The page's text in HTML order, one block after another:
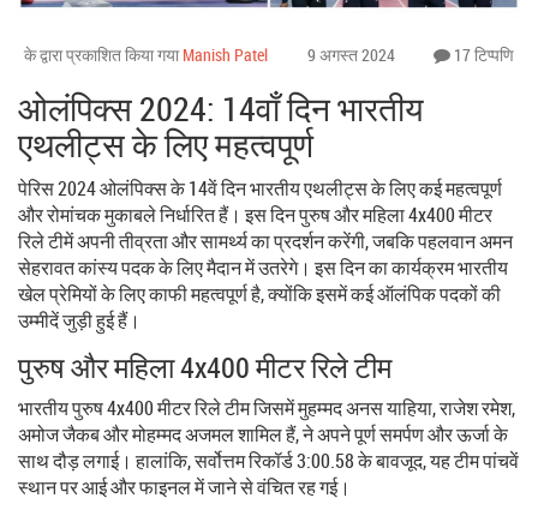
के द्वारा प्रकाशित किया गया Manish Patel 9 अगस्त 2024 17 टिप्पणि
ओलंपिक्स 2024: 14वाँ दिन भारतीय
एथलीट्स के लिए महत्वपूर्ण
पेरिस 2024 ओलंपिक्स के 14वें दिन भारतीय एथलीट्स के लिए कई महत्वपूर्ण
और रोमांचक मुकाबले निर्धारित हैं। इस दिन पुरुष और महिला 4x400 मीटर
रिले टीमें अपनी तीव्रता और सामर्थ्य का प्रदर्शन करेंगी, जबकि पहलवान अमन
सेहरावत कांस्य पदक के लिए मैदान में उतरेगे। इस दिन का कार्यक्रम भारतीय
खेल प्रेमियों के लिए काफी महत्वपूर्ण है, क्योंकि इसमें कई ऑलंपिक पदकों की
उम्मीदें जुड़ी हुई हैं।
पुरुष और महिला 4x400 मीटर रिले टीम
भारतीय पुरुष 4x400 मीटर रिले टीम जिसमें मुहम्मद अनस याहिया, राजेश रमेश,
अमोज जैकब और मोहम्मद अजमल शामिल हैं, ने अपने पूर्ण समर्पण और ऊर्जा के
साथ दौड़ लगाई। हालांकि, सर्वोत्तम रिकॉर्ड 3:00.58 के बावजूद, यह टीम पांचवें
स्थान पर आई और फाइनल में जाने से वंचित रह गई।